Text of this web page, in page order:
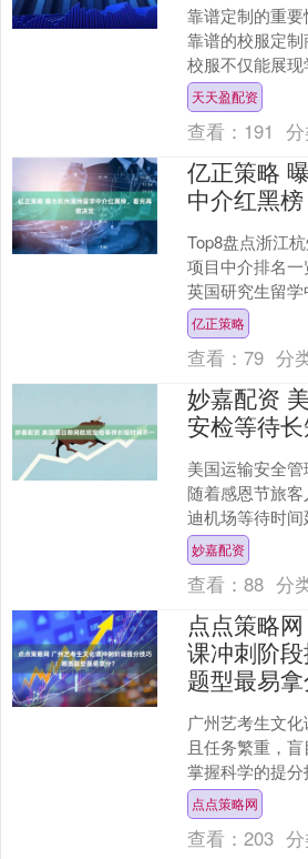
靠谱定制的重
靠谱的校服定
校服不仅能展
乎学生的穿着体
显示，超七成的
天天盈配资
查看： 191 分
亿正策略
中介红黑
Top8盘点浙江
项目中介排名
英国研究生留
观盘点 在搜索
和家长们常常会
亿正策略
查看：79 分
妙嘉配资
安检等待
美国运输安全管
随着感恩节旅
迪机场等待时
队伍较短，达美
客关注天气及流
妙嘉配资
查看：88 分
点点策略
课冲刺阶
题型最易拿
广州艺考生文
且任务繁重，
掌握科学的提
至关重要。艺考
化课基础相对薄
点点策略网
查看：203 分